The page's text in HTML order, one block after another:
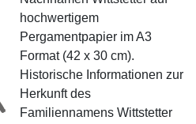
hochwertigem
Pergamentpapier im A3
Format (42 x 30 cm).
Historische Informationen zur
Herkunft des
Familiennamens Wittstetter